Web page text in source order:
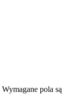
Wymagane pola są